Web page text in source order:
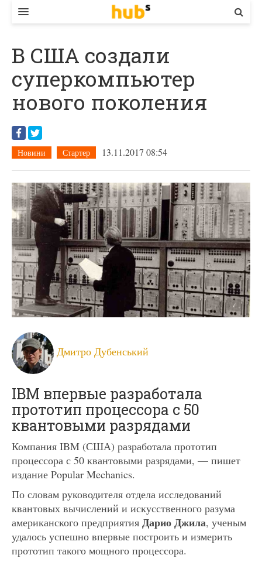
ЕКОНОМІКА
БІЗНЕС
СТАРТЕР
КОНТАКТИ
В США создали
суперкомпьютер
нового поколения
Новини Стартер 13.11.2017 08:54
Дмитро Дубенський
IBM впервые разработала
прототип процессора с 50
квантовыми разрядами
Компания IBM (США) разработала прототип
процессора с 50 квантовыми разрядами, — пишет
издание Popular Mechanics.
По словам руководителя отдела исследований
квантовых вычислений и искусственного разума
американского предприятия Дарио Джила, ученым
удалось успешно впервые построить и измерить
прототип такого мощного процессора.